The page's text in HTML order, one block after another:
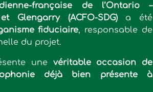
française de l’Ontario –
Glengarry (ACFO-SDG)a été
fiduciaire, responsable de
du projet.
une véritable occasion de
déjà bien présente à